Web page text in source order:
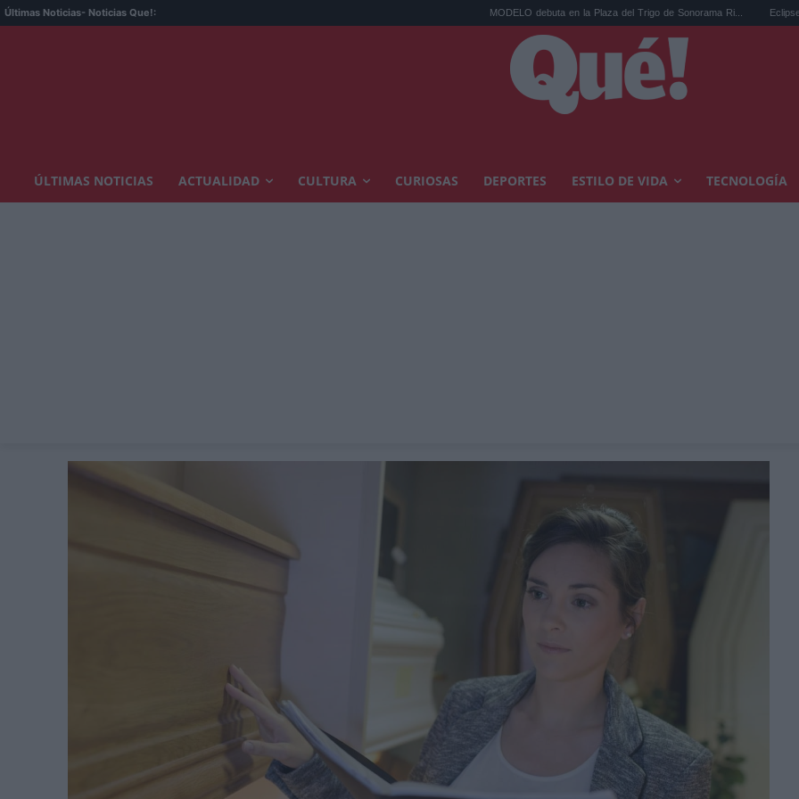
Últimas Noticias- Noticias Que!: MODELO debuta en la Plaza del Trigo de Sonorama Ri... Eclipse solar en
ÚLTIMAS NOTICIAS ACTUALIDAD CULTURA CURIOSAS DEPORTES ESTILO DE VIDA TECNOLOGÍA